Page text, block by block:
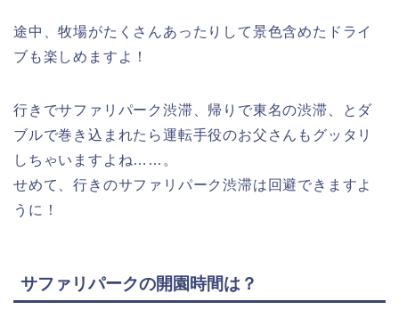
途中、牧場がたくさんあったりして景色含めたドライ
ブも楽しめますよ！
行きでサファリパーク渋滞、帰りで東名の渋滞、とダ
ブルで巻き込まれたら運転手役のお父さんもグッタリ
しちゃいますよね……。
せめて、行きのサファリパーク渋滞は回避できますよ
うに！
サファリパークの開園時間は？